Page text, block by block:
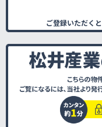
ご登録いただくと